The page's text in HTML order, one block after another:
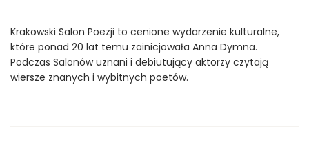
Krakowski Salon Poezji to cenione wydarzenie kulturalne,
które ponad 20 lat temu zainicjowała Anna Dymna.
Podczas Salonów uznani i debiutujący aktorzy czytają
wiersze znanych i wybitnych poetów.